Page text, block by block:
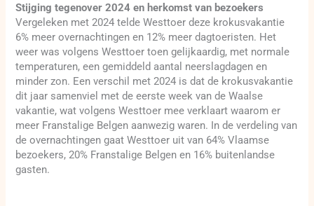
Stijging tegenover 2024 en herkomst van bezoekers
Vergeleken met 2024 telde Westtoer deze krokusvakantie
6% meer overnachtingen en 12% meer dagtoeristen. Het
weer was volgens Westtoer toen gelijkaardig, met normale
temperaturen, een gemiddeld aantal neerslagdagen en
minder zon. Een verschil met 2024 is dat de krokusvakantie
dit jaar samenviel met de eerste week van de Waalse
vakantie, wat volgens Westtoer mee verklaart waarom er
meer Franstalige Belgen aanwezig waren. In de verdeling van
de overnachtingen gaat Westtoer uit van 64% Vlaamse
bezoekers, 20% Franstalige Belgen en 16% buitenlandse
gasten.